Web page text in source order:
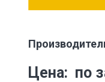
Цена по